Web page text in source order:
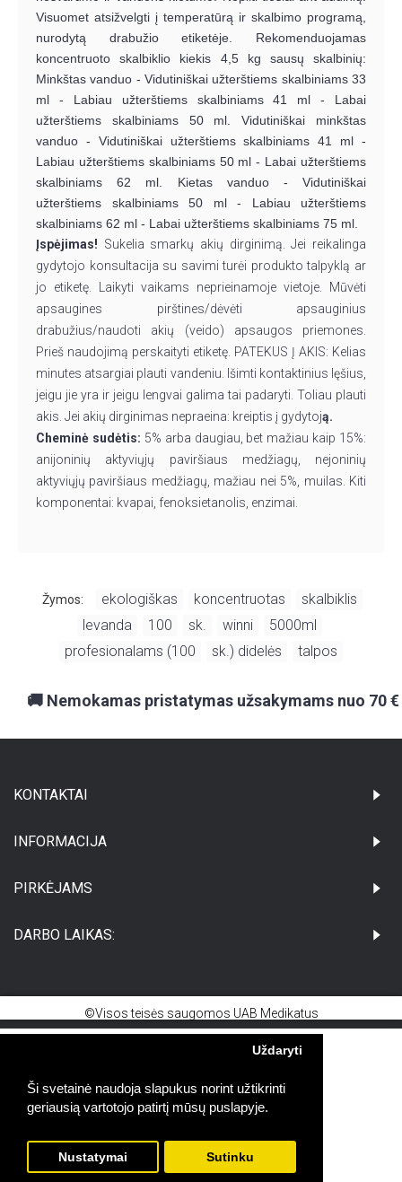
Ši svetainė naudoja slapukus norint užtikrinti
geriausią vartotojo patirtį mūsų puslapyje.
Uždaryti
Nustatymai Sutinku
Visuomet atsižvelgti į temperatūrą ir skalbimo programą,
nurodytą drabužio etiketėje. Rekomenduojamas
koncentruoto skalbiklio kiekis 4,5 kg sausų skalbinių:
Minkštas vanduo - Vidutiniškai užterštiems skalbiniams 33
ml - Labiau užterštiems skalbiniams 41 ml - Labai
užterštiems skalbiniams 50 ml. Vidutiniškai minkštas
vanduo - Vidutiniškai užterštiems skalbiniams 41 ml -
Labiau užterštiems skalbiniams 50 ml - Labai užterštiems
skalbiniams 62 ml. Kietas vanduo - Vidutiniškai
užterštiems skalbiniams 50 ml - Labiau užterštiems
skalbiniams 62 ml - Labai užterštiems skalbiniams 75 ml.
Įspėjimas! Sukelia smarkų akių dirginimą. Jei reikalinga
gydytojo konsultacija su savimi turėi produkto talpyklą ar
jo etiketę. Laikyti vaikams neprieinamoje vietoje. Mūvėti
apsaugines pirštines/dėvėti apsauginius
drabužius/naudoti akių (veido) apsaugos priemones.
Prieš naudojimą perskaityti etiketę. PATEKUS Į AKIS: Kelias
minutes atsargiai plauti vandeniu. Išimti kontaktinius lęšius,
jeigu jie yra ir jeigu lengvai galima tai padaryti. Toliau plauti
akis. Jei akių dirginimas nepraeina: kreiptis į gydytoją.
Cheminė sudėtis: 5% arba daugiau, bet mažiau kaip 15%:
anijoninių aktyviųjų paviršiaus medžiagų, nejoninių
aktyviųjų paviršiaus medžiagų, mažiau nei 5%, muilas. Kiti
komponentai: kvapai, fenoksietanolis, enzimai.
Žymos: ekologiškas koncentruotas skalbiklis
levanda 100 sk. winni 5000ml
profesionalams (100 sk.) didelės talpos
🚚 Nemokamas pristatymas užsakymams nuo 70 €
KONTAKTAI
INFORMACIJA
PIRKĖJAMS
DARBO LAIKAS:
©Visos teisės saugomos UAB Medikatus